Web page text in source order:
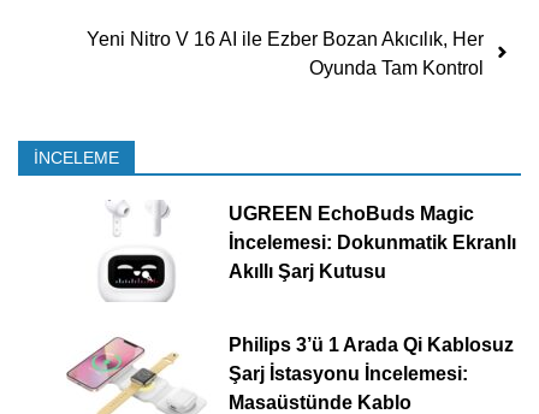
Yeni Nitro V 16 AI ile Ezber Bozan Akıcılık, Her
Oyunda Tam Kontrol
İNCELEME
UGREEN EchoBuds Magic
İncelemesi: Dokunmatik Ekranlı
Akıllı Şarj Kutusu
Philips 3’ü 1 Arada Qi Kablosuz
Şarj İstasyonu İncelemesi:
Masaüstünde Kablo